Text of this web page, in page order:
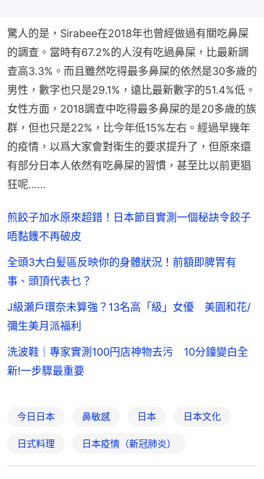
驚人的是，Sirabee在2018年也曾經做過有關吃鼻屎
的調查。當時有67.2%的人沒有吃過鼻屎，比最新調
查高3.3%。而且雖然吃得最多鼻屎的依然是30多歲的
男性，數字也只是29.1%，遠比最新數字的51.4%低。
女性方面，2018調查中吃得最多鼻屎的是20多歲的族
群，但也只是22%，比今年低15%左右。經過早幾年
的疫情，以爲大家會對衛生的要求提升了，但原來還
有部分日本人依然有吃鼻屎的習慣，甚至比以前更猖
狂呢……
煎餃子加水原來超錯！日本節目實測一個秘訣令餃子
唔黏鑊不再破皮
全頭3大白髪區反映你的身體狀況！前額即脾胃有
事、頭頂代表乜？
J級瀬戶環奈未算強？13名高「級」女優 美園和花/
彌生美月派福利
洗波鞋｜專家實測100円店神物去污 10分鐘變白全
新!一步驟最重要
今日日本 鼻敏感 日本 日本文化
日式料理 日本疫情（新冠肺炎）